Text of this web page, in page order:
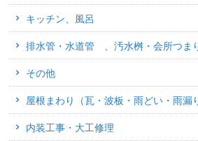
キッチン、風呂
排水管・水道管 、汚水桝・会所つま
その他
屋根まわり（瓦・波板・雨どい・雨漏
内装工事・大工修理